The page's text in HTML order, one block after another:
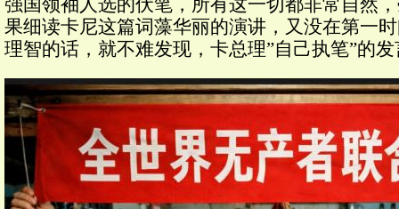
强国领袖人选的伏笔，所有这一切都非常自然
果细读卡尼这篇词藻华丽的演讲，又没在第一
理智的话，就不难发现，卡总理”自己执笔”的